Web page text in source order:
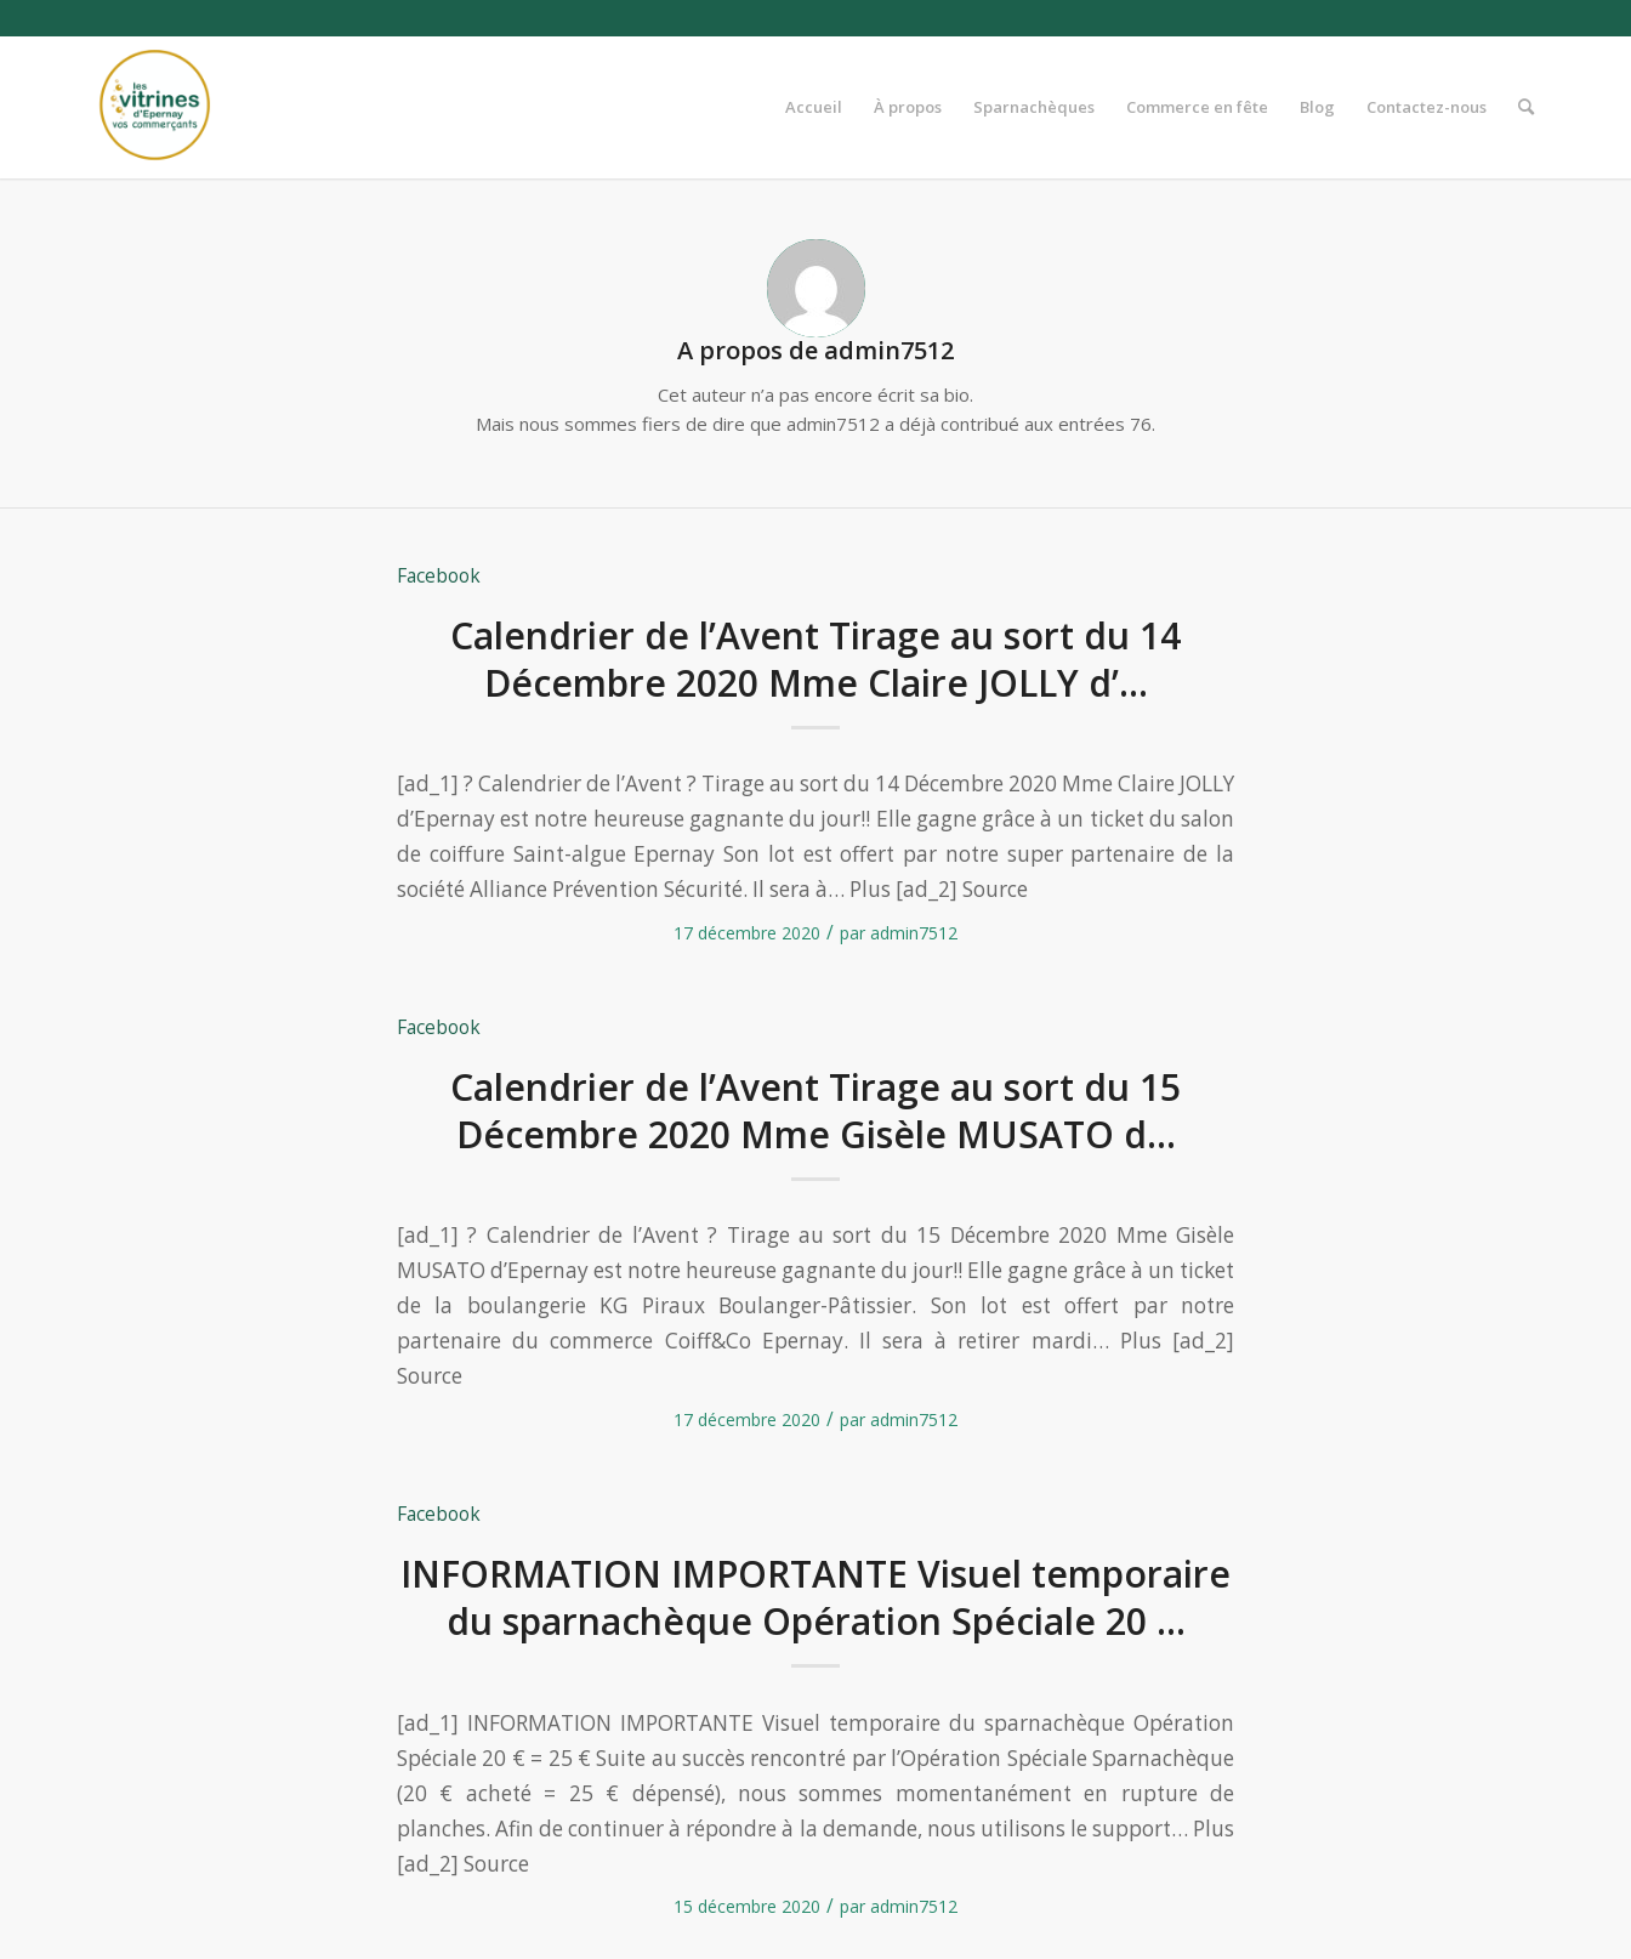
Accueil À propos Sparnachèques Commerce en fête Blog Contactez-nous
A propos de admin7512
Cet auteur n’a pas encore écrit sa bio.
Mais nous sommes fiers de dire que admin7512 a déjà contribué aux entrées 76.
Facebook
Calendrier de l’Avent Tirage au sort du 14
Décembre 2020 Mme Claire JOLLY d’…
[ad_1] ? Calendrier de l’Avent ? Tirage au sort du 14 Décembre 2020 Mme Claire JOLLY
d’Epernay est notre heureuse gagnante du jour!! Elle gagne grâce à un ticket du salon
de coiffure Saint-algue Epernay Son lot est offert par notre super partenaire de la
société Alliance Prévention Sécurité. Il sera à… Plus [ad_2] Source
17 décembre 2020 / par admin7512
Facebook
Calendrier de l’Avent Tirage au sort du 15
Décembre 2020 Mme Gisèle MUSATO d…
[ad_1] ? Calendrier de l’Avent ? Tirage au sort du 15 Décembre 2020 Mme Gisèle
MUSATO d’Epernay est notre heureuse gagnante du jour!! Elle gagne grâce à un ticket
de la boulangerie KG Piraux Boulanger-Pâtissier. Son lot est offert par notre
partenaire du commerce Coiff&Co Epernay. Il sera à retirer mardi… Plus [ad_2]
Source
17 décembre 2020 / par admin7512
Facebook
INFORMATION IMPORTANTE Visuel temporaire
du sparnachèque Opération Spéciale 20 …
[ad_1] INFORMATION IMPORTANTE Visuel temporaire du sparnachèque Opération
Spéciale 20 € = 25 € Suite au succès rencontré par l’Opération Spéciale Sparnachèque
(20 € acheté = 25 € dépensé), nous sommes momentanément en rupture de
planches. Afin de continuer à répondre à la demande, nous utilisons le support… Plus
[ad_2] Source
15 décembre 2020 / par admin7512